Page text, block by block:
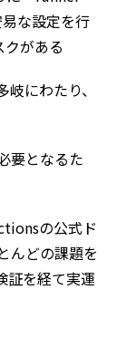
な設定を行
クがある
にわたり、
要となるた
の公式ド
んどの課題を
証を経て実運